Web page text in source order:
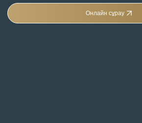
Онлайн сұрау